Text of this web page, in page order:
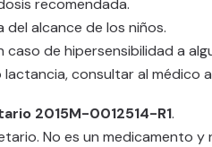
recomendada.
del alcance de los niños.
caso de hipersensibilidad a
lactancia, consultar al médico
2015M-0012514-R1.
No es un medicamento